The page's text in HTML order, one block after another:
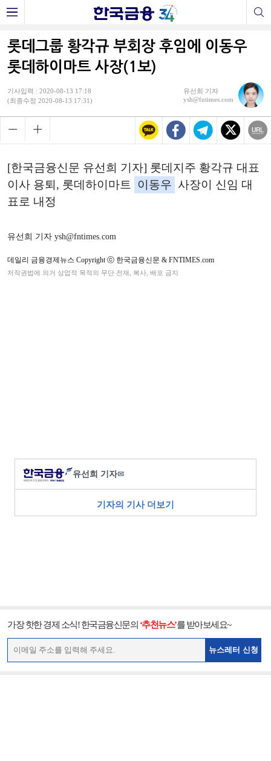
롯데그룹 황각규 부회장 후임에 이동우
롯데하이마트 사장(1보)
기사입력 : 2020-08-13 17:18
(최종수정 2020-08-13 17:31)
유선희 기자
ysh@fntimes.com
[한국금융신문 유선희 기자] 롯데지주 황각규 대표
이사 용퇴 , 롯데하이마트 이동우 사장이 신임 대
표로 내정
유선희 기자 ysh@fntimes.com
데일리 금융경제뉴스 Copyright ⓒ 한국금융신문 & FNTIMES.com
저작권법에 의거 상업적 목적의 무단 전재, 복사, 배포 금지
유선희 기자✉
기자의 기사 더보기
가장 핫한 경제 소식! 한국금융신문의 ‘추천뉴스’를 받아보세요~
뉴스레터 신청